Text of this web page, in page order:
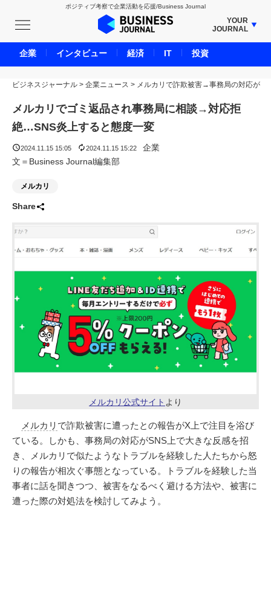
ポジティブ考察で企業活動を応援/Business Journal
YOUR
JOURNAL
BUSINESS JOURNAL
UNICORN JOURNAL
CARBON CREDITS JOURNAL
IVS JOURNAL
ENERGY MANAGEMENT JOURNAL
LIFE ENDING JOURNAL
BPaaS JOURNAL
ADOPTABLE DOG JOURNAL
ビジネスジャーナル > 企業ニュース > メルカリで詐欺被害→事務局の対応が
メルカリでゴミ返品され事務局に相談→対応拒
絶…SNS炎上すると態度一変
2024.11.15 15:05 2024.11.15 15:22
企業
文＝Business Journal編集部
メルカリ
Share
メルカリ公式サイト より
メルカリ で詐欺被害に遭ったとの報告がX上で注目を浴び
ている。しかも、事務局の対応がSNS上で大きな反感を招
き、メルカリで似たようなトラブルを経験した人たちから怒
りの報告が相次ぐ事態となっている。トラブルを経験した当
事者に話を聞きつつ、被害をなるべく避ける方法や、被害に
遭った際の対処法を検討してみよう。
企業 インタビュー 経済 IT 投資